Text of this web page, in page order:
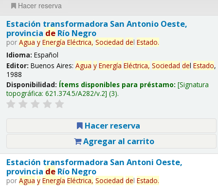
Hacer reserva
Estación transformadora San Antonio Oeste,
provincia deRío Negro
por Agua y Energía Eléctrica, Sociedad del Estado.
Idioma: Español
Editor: Buenos Aires: Agua y Energía Eléctrica, Sociedad del Estado,
1988
Disponibilidad: Ítems disponibles para préstamo: Signatura
topográfica: 621.374.5/A282/v.2 (3).
Hacer reserva
Agregar al carrito
Estación transformadora San Antoni Oeste,
provincia deRío Negro
por Agua y Energía Eléctrica, Sociedad del Estado.